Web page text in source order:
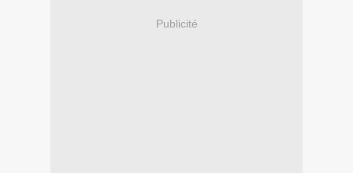
Publicité